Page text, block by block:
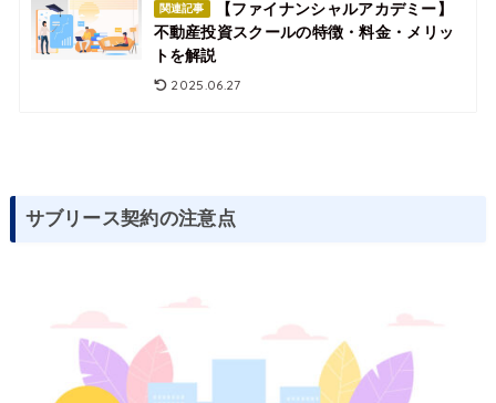
関連記事
【ファイナンシャルアカデミー】
不動産投資スクールの特徴・料金・メリッ
トを解説
2025.06.27
サブリース契約の注意点